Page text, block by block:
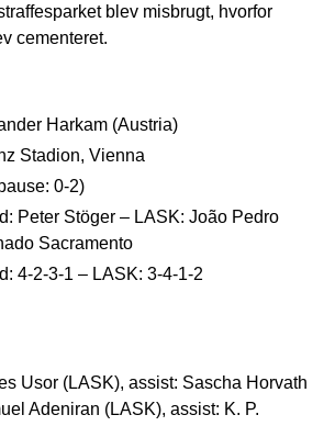
blev misbrugt, hvorfor
cementeret.
Harkam (Austria)
Stadion, Vienna
0-2)
Peter Stöger – LASK: João Pedro
Sacramento
4-2-3-1 – LASK: 3-4-1-2
Usor (LASK), assist: Sascha Horvath
Adeniran (LASK), assist: K. P.